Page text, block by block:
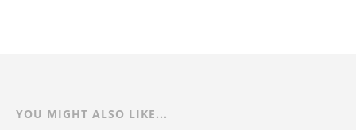
YOU MIGHT ALSO LIKE...